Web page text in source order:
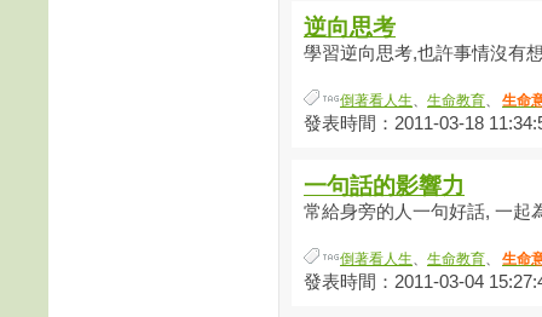
逆向思考
學習逆向思考,也許事情沒有
倒著看人生、 生命教育、 生命
發表時間：2011-03-18
一句話的影響力
常給身旁的人一句好話, 一起
倒著看人生、 生命教育、 生命
發表時間：2011-03-04